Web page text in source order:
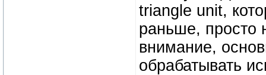
triangle unit,
раньше, просто
внимание,
обрабатывать